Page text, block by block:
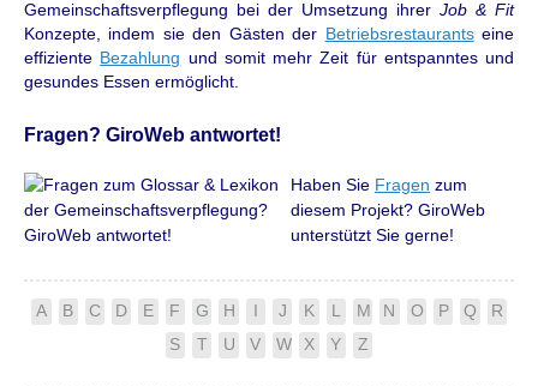
Gemeinschaftsverpflegung bei der Umsetzung ihrer Job & Fit
Konzepte, indem sie den Gästen der Betriebsrestaurantseine
effiziente Bezahlung und somit mehr Zeit für entspanntes und
gesundes Essen ermöglicht.
Fragen? GiroWeb antwortet!
Haben Sie Fragen zum
diesem Projekt? GiroWeb
unterstützt Sie gerne!
A B C D E F G H I J K L M N O P Q
R
S
T U V W X Y Z